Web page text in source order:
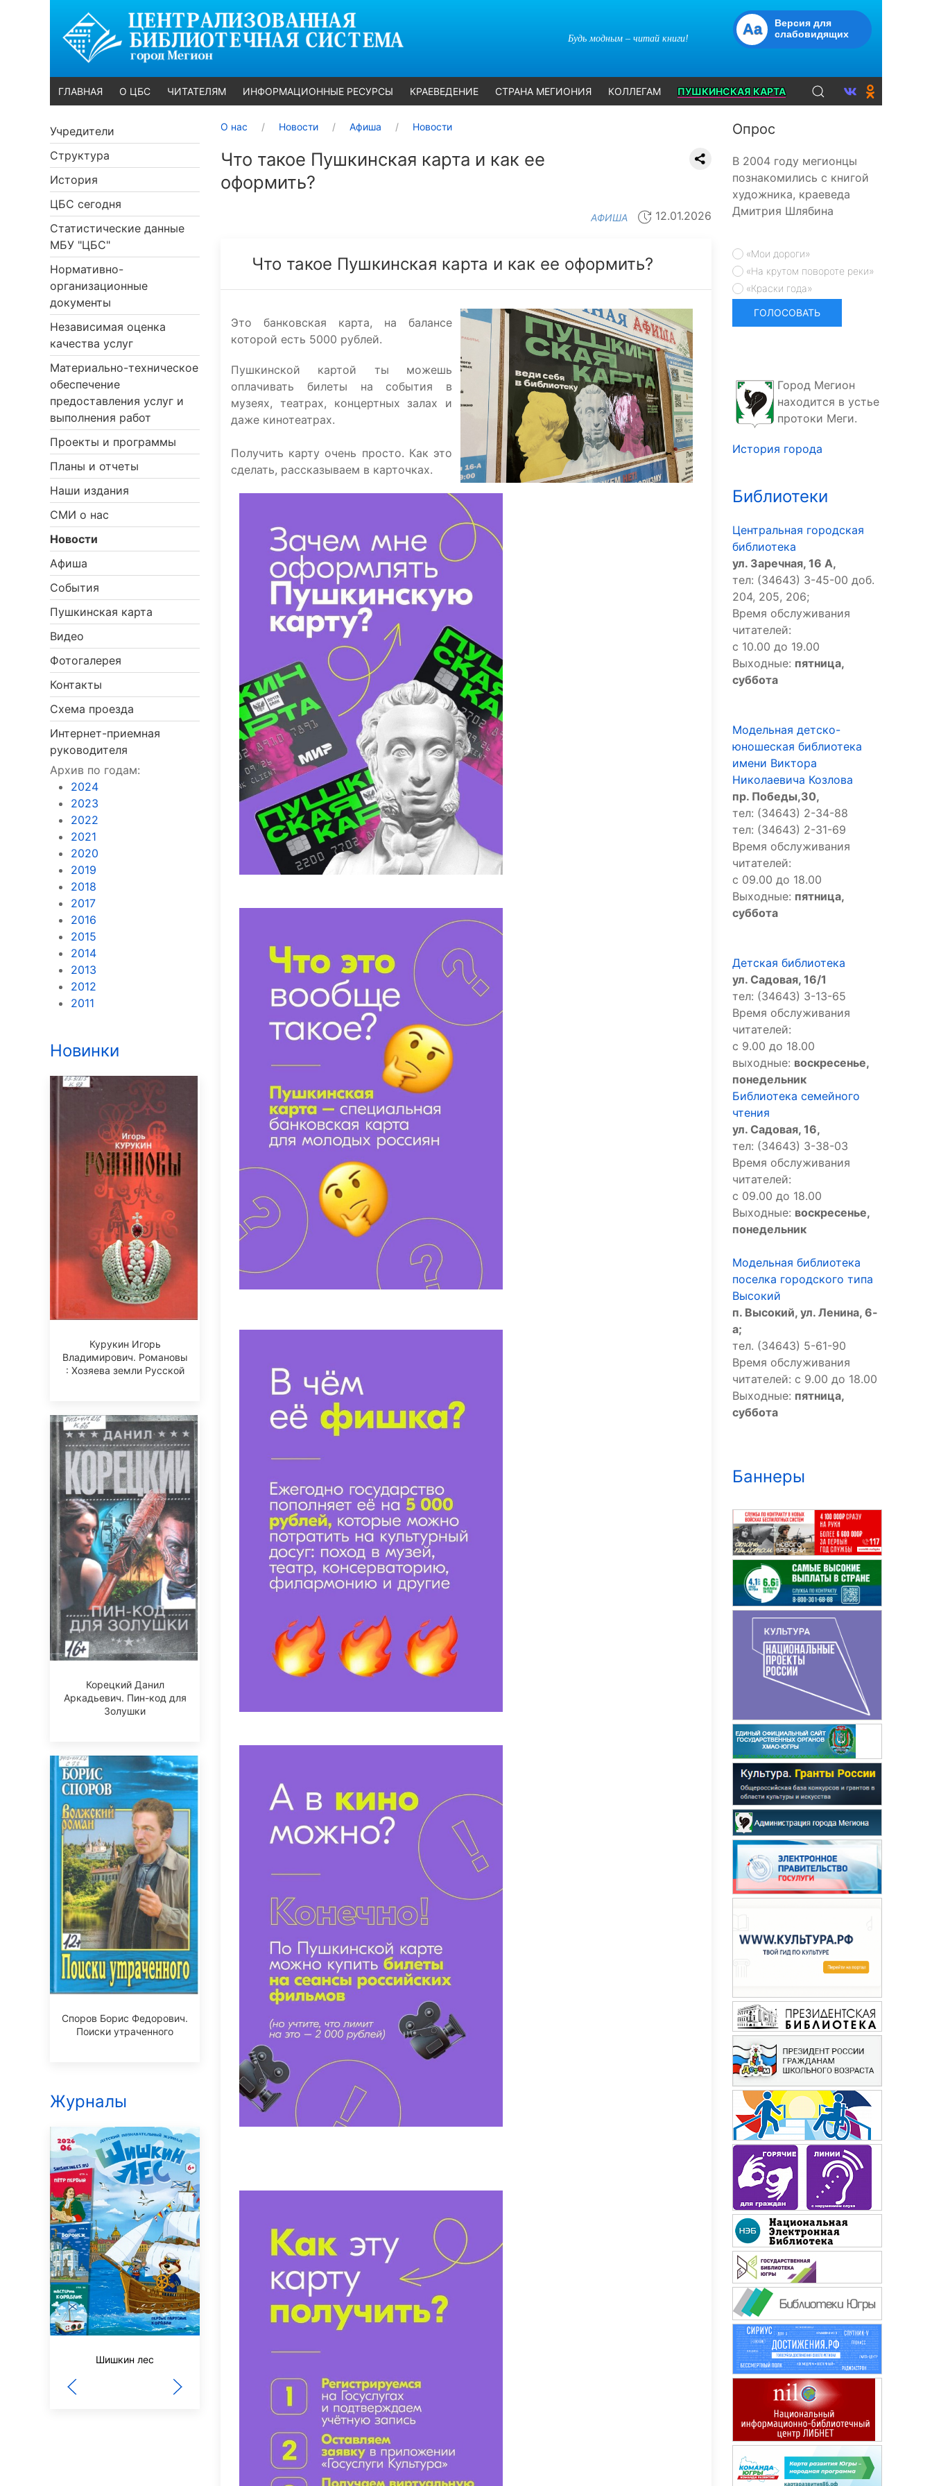
Будь модным – читай книги!
Aa
Версия для
слабовидящих
ГЛАВНАЯ О ЦБС ЧИТАТЕЛЯМ ИНФОРМАЦИОННЫЕ РЕСУРСЫ КРАЕВЕДЕНИЕ СТРАНА МЕГИОНИЯ КОЛЛЕГАМ ПУШКИНСКАЯ КАРТА
Учредители
Структура
История
ЦБС сегодня
Статистические данные
МБУ "ЦБС"
Нормативно-
организационные
документы
Независимая оценка
качества услуг
Материально-техническое
обеспечение
предоставления услуг и
выполнения работ
Проекты и программы
Планы и отчеты
Наши издания
СМИ о нас
Новости
Афиша
События
Пушкинская карта
Видео
Фотогалерея
Контакты
Схема проезда
Интернет-приемная
руководителя
Архив по годам:
2024
2023
2022
2021
2020
2019
2018
2017
2016
2015
2014
2013
2012
2011
Новинки
Курукин Игорь
Владимирович. Романовы
: Хозяева земли Русской
Корецкий Данил
Аркадьевич. Пин-код для
Золушки
Споров Борис Федорович.
Поиски утраченного
Журналы
Шишкин лес 3/9 царство
Знание-сила
О нас Новости Афиша Новости
Что такое Пушкинская карта и как ее
оформить?
АФИША 12.01.2026
Что такое Пушкинская карта и как ее оформить?
Это банковская карта, на балансе
которой есть 5000 рублей.
Пушкинской картой ты можешь
оплачивать билеты на события в
музеях, театрах, концертных залах и
даже кинотеатрах.
Получить карту очень просто. Как это
сделать, рассказываем в карточках.
Опрос
В 2004 году мегионцы
познакомились с книгой
художника, краеведа
Дмитрия Шлябина
«Мои дороги»
«На крутом повороте реки»
«Краски года»
Город Мегион
находится в устье
протоки Меги.
История города
Библиотеки
Центральная городская
библиотека
ул. Заречная, 16 А,
тел: (34643) 3-45-00 доб.
204, 205, 206;
Время обслуживания
читателей:
с 10.00 до 19.00
Выходные: пятница,
суббота
Модельная детско-
юношеская библиотека
имени Виктора
Николаевича Козлова
пр. Победы,30,
тел: (34643) 2-34-88
тел: (34643) 2-31-69
Время обслуживания
читателей:
с 09.00 до 18.00
Выходные: пятница,
суббота
Детская библиотека
ул. Садовая, 16/1
тел: (34643) 3-13-65
Время обслуживания
читателей:
с 9.00 до 18.00
выходные: воскресенье,
понедельник
Библиотека семейного
чтения
ул. Садовая, 16,
тел: (34643) 3-38-03
Время обслуживания
читателей:
с 09.00 до 18.00
Выходные: воскресенье,
понедельник
Модельная библиотека
поселка городского типа
Высокий
п. Высокий, ул. Ленина, 6-
а;
тел. (34643) 5-61-90
Время обслуживания
читателей: с 9.00 до 18.00
Выходные: пятница,
суббота
Баннеры